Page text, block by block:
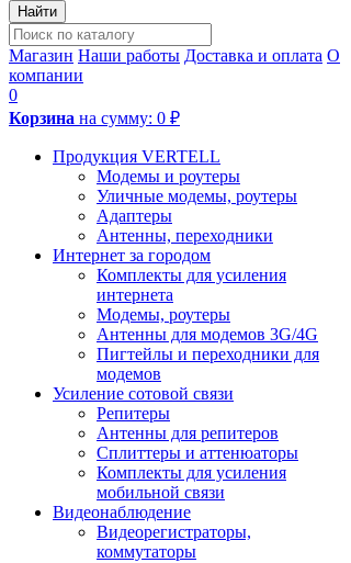
Найти
Магазин Наши работы Доставка и оплата О
компании
0
Корзина на сумму: 0 ₽
Продукция VERTELL
Модемы и роутеры
Уличные модемы, роутеры
Адаптеры
Антенны, переходники
Интернет за городом
Комплекты для усиления
интернета
Модемы, роутеры
Антенны для модемов 3G/4G
Пигтейлы и переходники для
модемов
Усиление сотовой связи
Репитеры
Антенны для репитеров
Сплиттеры и аттенюаторы
Комплекты для усиления
мобильной связи
Видеонаблюдение
Видеорегистраторы,
коммутаторы